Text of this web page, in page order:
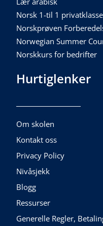
Norsk 1-til 1
Norskprøven
Norwegian Summer
Norskkurs for bedrifter
Hurtiglenker
Om skolen
Kontakt oss
Privacy Policy
Nivåsjekk
Blogg
Ressurser
Generelle Regler,